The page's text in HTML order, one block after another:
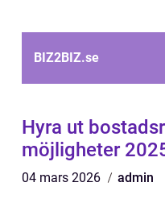
BIZ2BIZ.se
Hyra ut
möjligheter
04 mars 2026 admin